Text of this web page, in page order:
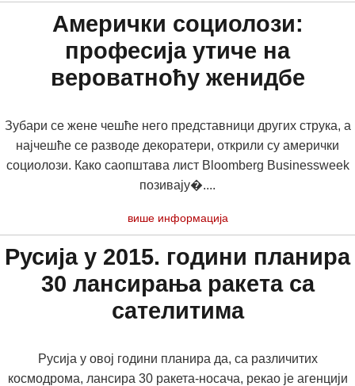
Амерички социолози:
професија утиче на
вероватноћу женидбе
Зубари се жене чешће него представници других струка, а
најчешће се разводе декоратери, открили су амерички
социолози. Како саопштава лист Bloomberg Businessweek
позивају�....
више информација
Русија у 2015. години планира
30 лансирања ракета са
сателитима
Русија у овој години планира да, са различитих
космодрома, лансира 30 ракета-носача, рекао је агенцији